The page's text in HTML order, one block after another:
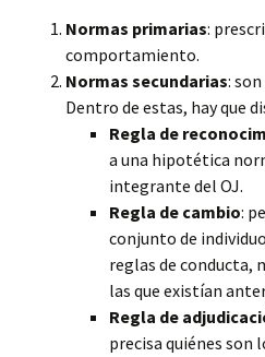
Normas primarias:
comportamiento.
Normas secundarias:
Dentro de estas, hay que
Regla de
a una hipotética
integrante del OJ.
Regla de cambio:
conjunto de
reglas de conducta,
las que existían
Regla de
precisa quiénes son